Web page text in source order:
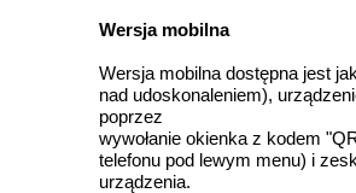
Wersja mobilna
Wersja mobilna dostępna jest
nad udoskonaleniem),
poprzez
wywołanie okienka z kodem
telefonu pod lewym menu) i
urządzenia.